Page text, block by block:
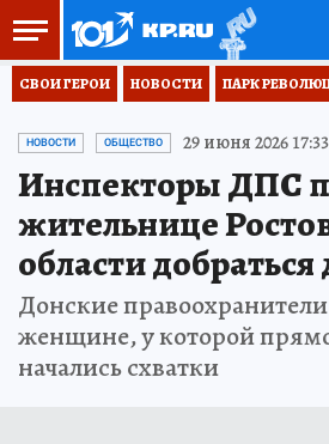
СВОИ ГЕРОИ НОВОСТИ ПАРК
НОВОСТИ ОБЩЕСТВО 29 июня 2026 17:33
Инспекторы ДПС
жительнице
области
Донские
женщине, у которой
начались схватки